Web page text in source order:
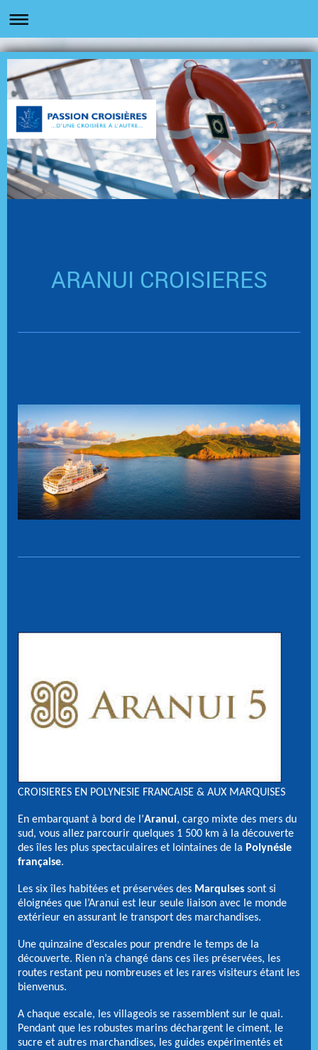
ARANUI CROISIERES
CROISIERES EN POLYNESIE FRANCAISE & AUX MARQUISES
En embarquant à bord de l’Aranui, cargo mixte des mers du
sud, vous allez parcourir quelques 1 500 km à la découverte
des îles les plus spectaculaires et lointaines de la Polynésie
française.
Les six îles habitées et préservées des Marquises sont si
éloignées que l’Aranui est leur seule liaison avec le monde
extérieur en assurant le transport des marchandises.
Une quinzaine d’escales pour prendre le temps de la
découverte. Rien n’a changé dans ces îles préservées, les
routes restant peu nombreuses et les rares visiteurs étant les
bienvenus.
A chaque escale, les villageois se rassemblent sur le quai.
Pendant que les robustes marins déchargent le ciment, le
sucre et autres marchandises, les guides expérimentés et